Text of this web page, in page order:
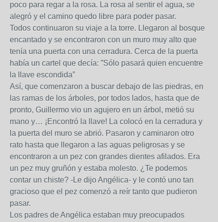
poco para regar a la rosa. La rosa al sentir el agua, se
alegró y el camino quedo libre para poder pasar.
Todos continuaron su viaje a la torre. Llegaron al bosque
encantado y se encontraron con un muro muy alto que
tenía una puerta con una cerradura. Cerca de la puerta
había un cartel que decía: ”Sólo pasará quien encuentre
la llave escondida”
Así, que comenzaron a buscar debajo de las piedras, en
las ramas de los árboles, por todos lados, hasta que de
pronto, Guillermo vio un agujero en un árbol, metió su
mano y… ¡Encontró la llave! La colocó en la cerradura y
la puerta del muro se abrió. Pasaron y caminaron otro
rato hasta que llegaron a las aguas peligrosas y se
encontraron a un pez con grandes dientes afilados. Era
un pez muy gruñón y estaba molesto. ¿Te podemos
contar un chiste? -Le dijo Angélica- y le contó uno tan
gracioso que el pez comenzó a reír tanto que pudieron
pasar.
Los padres de Angélica estaban muy preocupados